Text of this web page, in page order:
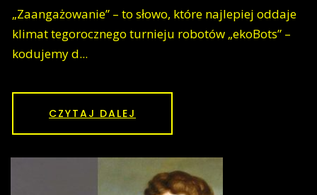
„Zaangażowanie” – to słowo, które najlepiej oddaje
klimat tegorocznego turnieju robotów „ekoBots” –
kodujemy d...
CZYTAJ DALEJ